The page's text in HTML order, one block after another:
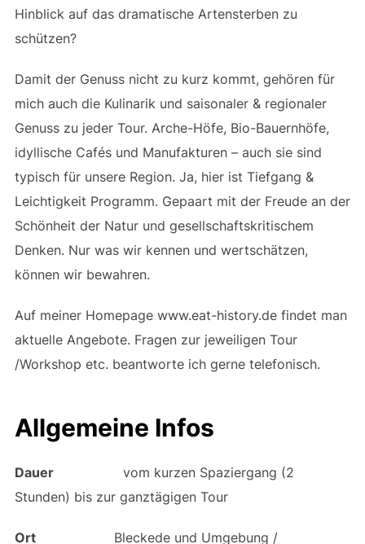
Hinblick auf das dramatische Artensterben zu
schützen?
Damit der Genuss nicht zu kurz kommt, gehören für
mich auch die Kulinarik und saisonaler & regionaler
Genuss zu jeder Tour. Arche-Höfe, Bio-Bauernhöfe,
idyllische Cafés und Manufakturen – auch sie sind
typisch für unsere Region. Ja, hier ist Tiefgang &
Leichtigkeit Programm. Gepaart mit der Freude an der
Schönheit der Natur und gesellschaftskritischem
Denken. Nur was wir kennen und wertschätzen,
können wir bewahren.
Auf meiner Homepage www.eat-history.de findet man
aktuelle Angebote. Fragen zur jeweiligen Tour
/Workshop etc. beantworte ich gerne telefonisch.
Allgemeine Infos
Dauervom kurzen Spaziergang (2
Stunden) bis zur ganztägigen Tour
Ort Bleckede und Umgebung /